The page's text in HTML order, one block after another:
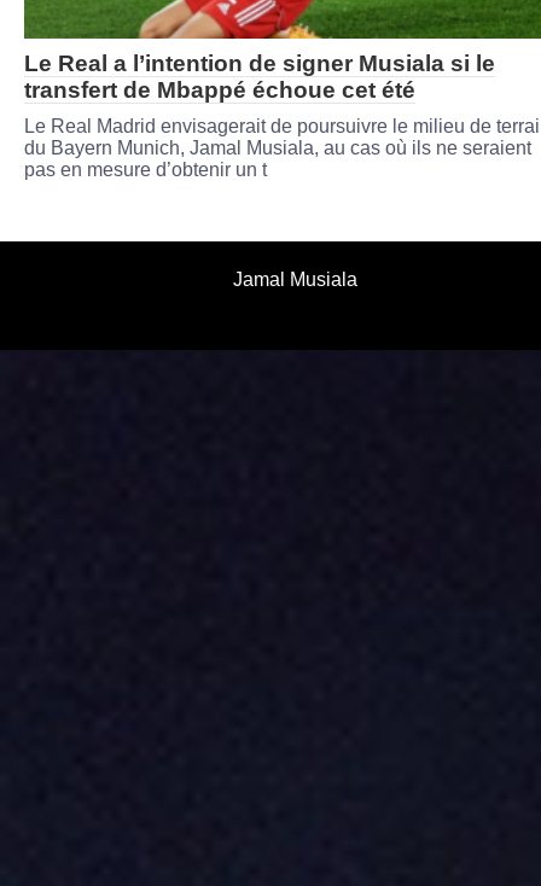
Le Real a l’intention de signer Musiala si le
transfert de Mbappé échoue cet été
Le Real Madrid envisagerait de poursuivre le milieu de
du Bayern Munich, Jamal Musiala, au cas où ils ne seraient
pas en mesure d’obtenir un t
Jamal Musiala